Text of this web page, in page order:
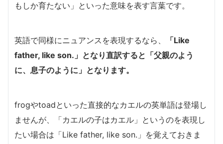
もしか育たない」といった意味を表す言葉です。
英語で同様にニュアンスを表現するなら、
「Like
father, like son.」となり直訳すると「父親のよう
に、息子のように」となります。
frogやtoadといった直接的なカエルの英単語は登場し
ませんが、「カエルの子はカエル」というのを表現し
たい場合は「Like father, like son.」を覚えておきま